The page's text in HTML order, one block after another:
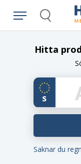
Search
Hitta
Saknar du